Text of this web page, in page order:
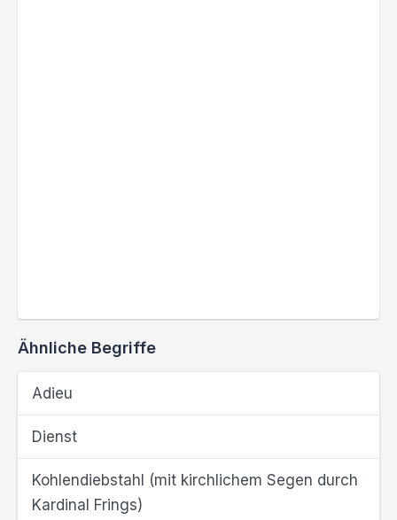
Ähnliche Begriffe
Adieu
Dienst
Kohlendiebstahl (mit kirchlichem Segen durch
Kardinal Frings)